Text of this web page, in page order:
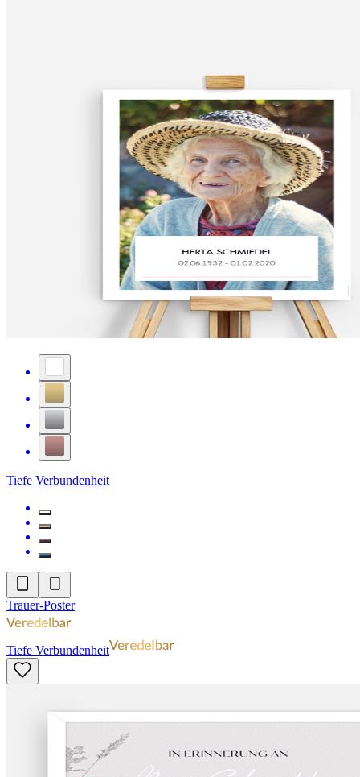
Tiefe Verbundenheit
Trauer-Poster
Tiefe Verbundenheit